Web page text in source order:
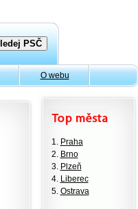
O webu
1. Praha
2. Brno
3. Plzeň
4. Liberec
5. Ostrava